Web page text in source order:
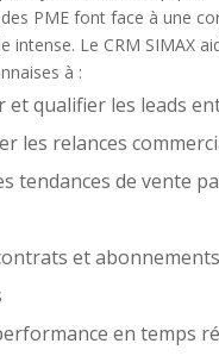
PME font face à une
intense. Le CRM SIMAX
à :
et qualifier les leads
les relances
tendances de vente
et abonnements
en temps